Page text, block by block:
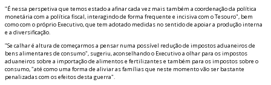
"É nessa perspetiva que temos estado a afinar cada vez mais também a coordenação da política
monetária com a política fiscal, interagindo de forma frequente e incisiva com o Tesouro", bem
como com o próprio Executivo, que tem adotado medidas no sentido de apoiar a produção interna
e a diversificação.
"Se calhar é altura de começarmos a pensar numa possível redução de impostos aduaneiros de
bens alimentares de consumo", sugeriu, aconselhando o Executivo a olhar para os impostos
aduaneiros sobre a importação de alimentos e fertilizantes e também para os impostos sobre o
consumo, "até como uma forma de aliviar as famílias que neste momento vão ser bastante
penalizadas com os efeitos desta guerra".